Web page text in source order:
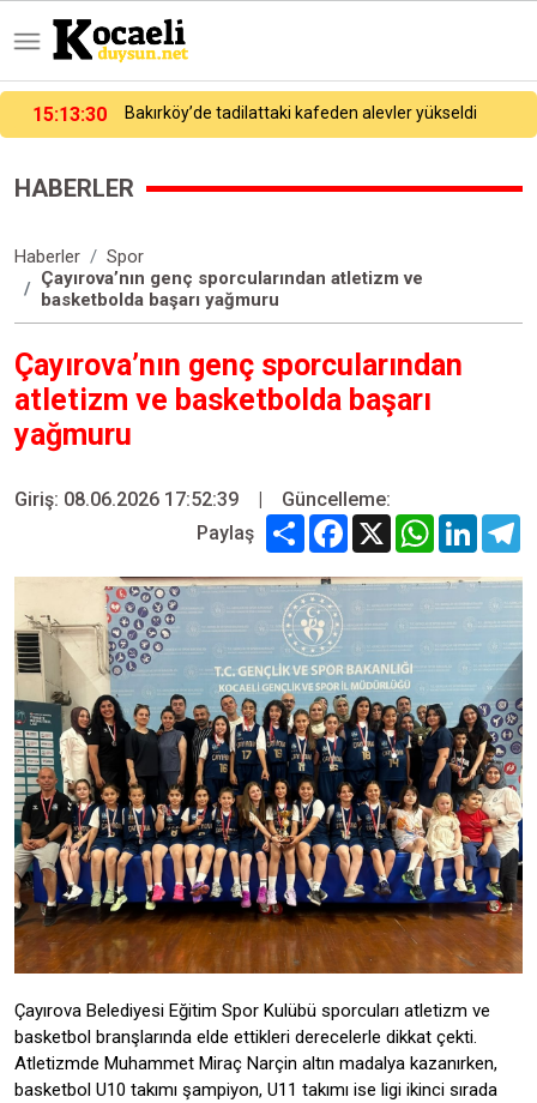
15:06:07
HABERLER
Haberler
Spor
Çayırova’nın genç sporcularından atletizm ve
basketbolda başarı yağmuru
Çayırova’nın genç sporcularından
atletizm ve basketbolda başarı
yağmuru
Giriş: 08.06.2026 17:52:39 |
Güncelleme:
Paylaş
Share Facebook
X WhatsApp
Çayırova Belediyesi Eğitim Spor Kulübü sporcuları atletizm ve
basketbol branşlarında elde ettikleri derecelerle dikkat çekti.
Atletizmde Muhammet Miraç Narçin altın madalya kazanırken,
basketbol U10 takımı şampiyon, U11 takımı ise ligi ikinci sırada